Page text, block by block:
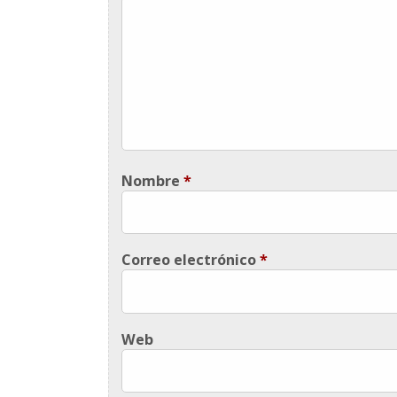
Nombre*
Correo electrónico*
Web